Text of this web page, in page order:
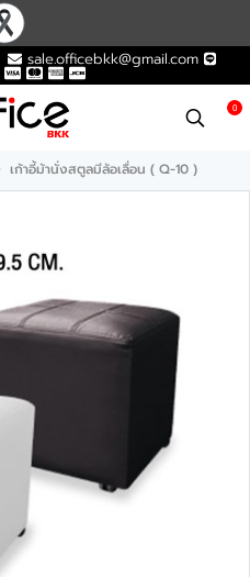
sale.officebkk@gmail.com
0
เก้าอี้ม้านั่งสตูลมีล้อเลื่อน ( Q-10 )